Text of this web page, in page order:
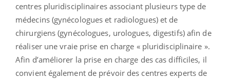
centres pluridisciplinaires associant plusieurs type de
médecins (gynécologues et radiologues) et de
chirurgiens (gynécologues, urologues, digestifs) afin de
réaliser une vraie prise en charge « pluridisciplinaire ».
Afin d’améliorer la prise en charge des cas difficiles, il
convient également de prévoir des centres experts de